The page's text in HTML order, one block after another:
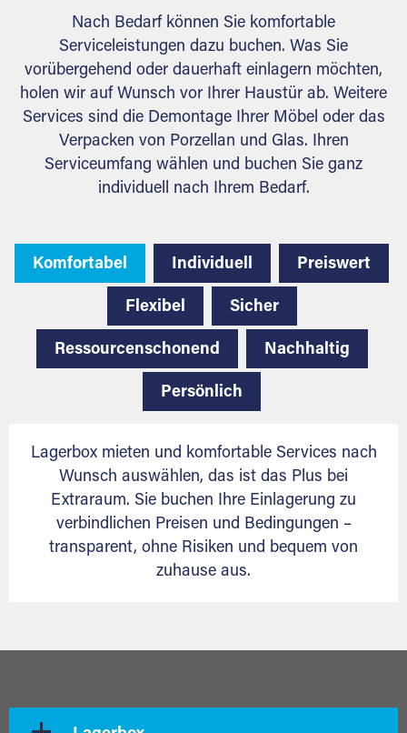
Nach Bedarf können Sie komfortable
Serviceleistungen dazu buchen. Was Sie
vorübergehend oder dauerhaft einlagern möchten,
holen wir auf Wunsch vor Ihrer Haustür ab. Weitere
Services sind die Demontage Ihrer Möbel oder das
Verpacken von Porzellan und Glas. Ihren
Serviceumfang wählen und buchen Sie ganz
individuell nach Ihrem Bedarf.
Komfortabel Individuell Preiswert
Flexibel Sicher
Ressourcenschonend Nachhaltig
Persönlich
Lagerbox mieten und komfortable Services nach
Wunsch auswählen, das ist das Plus bei
Extraraum. Sie buchen Ihre Einlagerung zu
verbindlichen Preisen und Bedingungen –
transparent, ohne Risiken und bequem von
zuhause aus.